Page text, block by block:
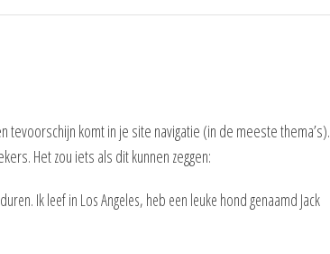
komt in je site navigatie (in de meeste thema’s).
Het zou iets als dit kunnen zeggen:
Ik leef in Los Angeles, heb een leuke hond genaamd Jack